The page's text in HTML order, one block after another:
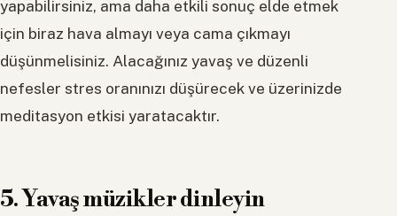
yapabilirsiniz, ama daha etkili sonuç elde etmek
için biraz hava almayı veya cama çıkmayı
düşünmelisiniz. Alacağınız yavaş ve düzenli
nefesler stres oranınızı düşürecek ve üzerinizde
meditasyon etkisi yaratacaktır.
5. Yavaş müzikler dinleyin